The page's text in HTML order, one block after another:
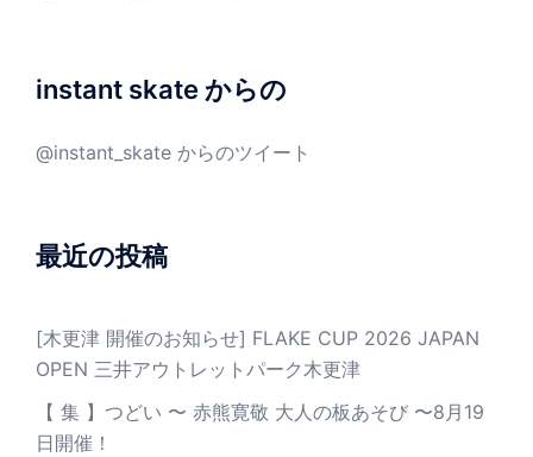
instant skate からの
@instant_skate からのツイート
最近の投稿
[木更津 開催のお知らせ] FLAKE CUP 2026 JAPAN
OPEN 三井アウトレットパーク木更津
【 集 】つどい 〜 赤熊寛敬 大人の板あそび 〜8月19
日開催！